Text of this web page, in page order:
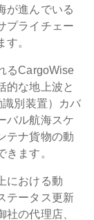
が進んでいる
プライチェー
。
るCargoWise
的な地上波と
別装置）カバ
バル航海スケ
テナ貨物の動
ます。
における動
テータス更新
の代理店、